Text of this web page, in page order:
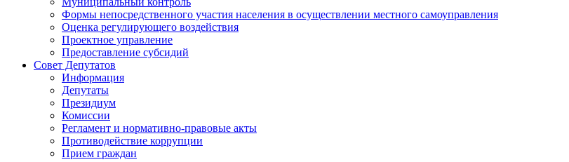
Формы непосредственного участия населения в осуществлении местного самоуправления
Оценка регулирующего воздействия
Проектное управление
Предоставление субсидий
Совет Депутатов
Информация
Депутаты
Президиум
Комиссии
Регламент и нормативно-правовые акты
Противодействие коррупции
Прием граждан